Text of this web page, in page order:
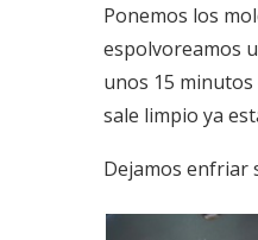
Ponemos los
espolvoreamos
unos 15
sale limpio ya
Dejamos enfriar